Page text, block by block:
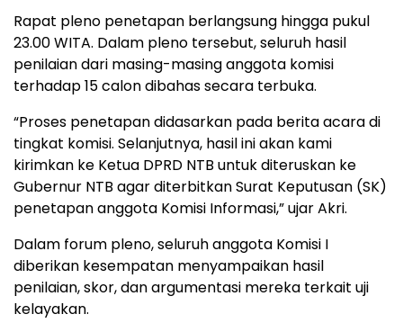
Rapat pleno penetapan berlangsung hingga pukul
23.00 WITA. Dalam pleno tersebut, seluruh hasil
penilaian dari masing-masing anggota komisi
terhadap 15 calon dibahas secara terbuka.
“Proses penetapan didasarkan pada berita acara di
tingkat komisi. Selanjutnya, hasil ini akan kami
kirimkan ke Ketua DPRD NTB untuk diteruskan ke
Gubernur NTB agar diterbitkan Surat Keputusan (SK)
penetapan anggota Komisi Informasi,” ujar Akri.
Dalam forum pleno, seluruh anggota Komisi I
diberikan kesempatan menyampaikan hasil
penilaian, skor, dan argumentasi mereka terkait uji
kelayakan.